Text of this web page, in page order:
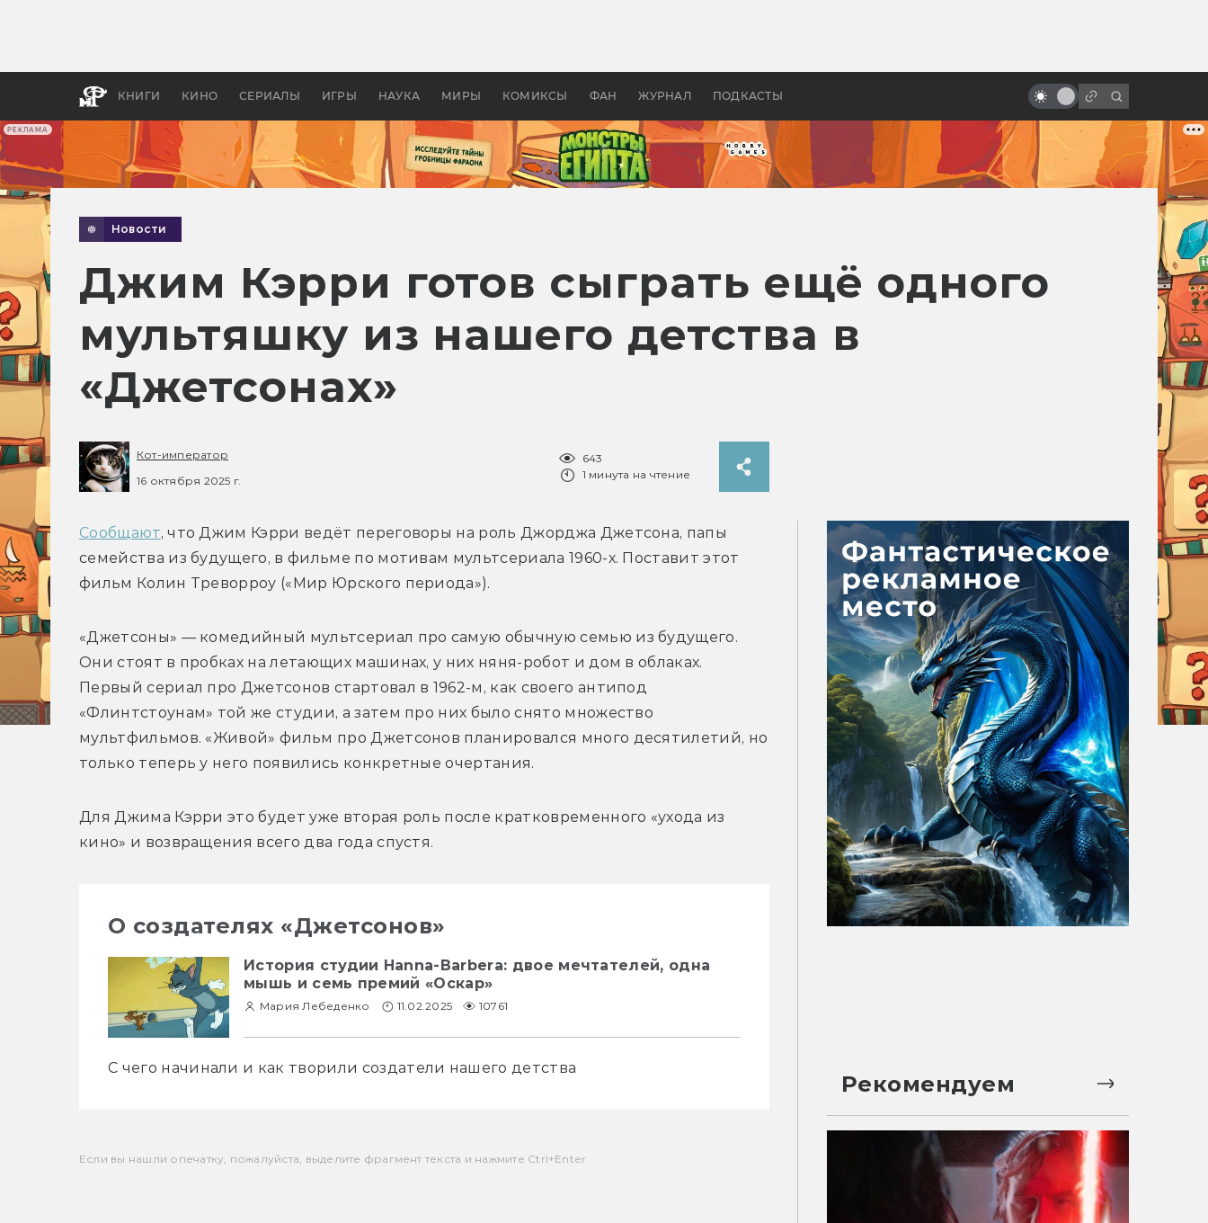
РЕКЛАМА
КНИГИ КИНО СЕРИАЛЫ ИГРЫ НАУКА МИРЫ КОМИКСЫ ФАН ЖУРНАЛ ПОДКАСТЫ
бы «Властелина колец»
Древней Грецией
инопланетян и будущее
Новости
Джим Кэрри готов сыграть ещё одного
мультяшку из нашего детства в
«Джетсонах»
Кот-император
16 октября 2025 г.
643
1 минута на чтение
Сообщают, что Джим Кэрри ведёт переговоры на роль Джорджа Джетсона, папы
семейства из будущего, в фильме по мотивам мультсериала 1960-х. Поставит этот
«Джетсоны» — комедийный мультсериал про самую обычную семью из будущего.
Они стоят в пробках на летающих машинах, у них няня-робот и дом в облаках.
Первый сериал про Джетсонов стартовал в 1962-м, как своего антипод
«Флинтстоунам» той же студии, а затем про них было снято множество
мультфильмов. «Живой» фильм про Джетсонов планировался много десятилетий, но
Для Джима Кэрри это будет уже вторая роль после кратковременного «ухода из
О создателях «Джетсонов»
История студии Hanna-Barbera: двое мечтателей, одна
мышь и семь премий «Оскар»
Мария Лебеденко 11.02.2025 10761
С чего начинали и как творили создатели нашего детства
Если вы нашли опечатку, пожалуйста, выделите фрагмент текста и нажмите Ctrl+Enter.
Рекомендуем